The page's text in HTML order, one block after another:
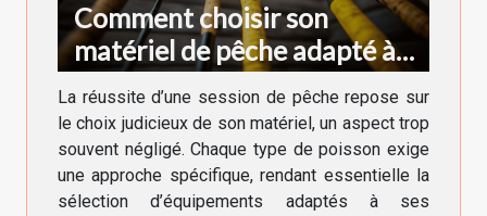
Comment choisir son
matériel de pêche adapté à
chaque type de poisson
La réussite d’une session de pêche repose sur
le choix judicieux de son matériel, un aspect trop
souvent négligé. Chaque type de poisson exige
une approche spécifique, rendant essentielle la
sélection d’équipements adaptés à ses